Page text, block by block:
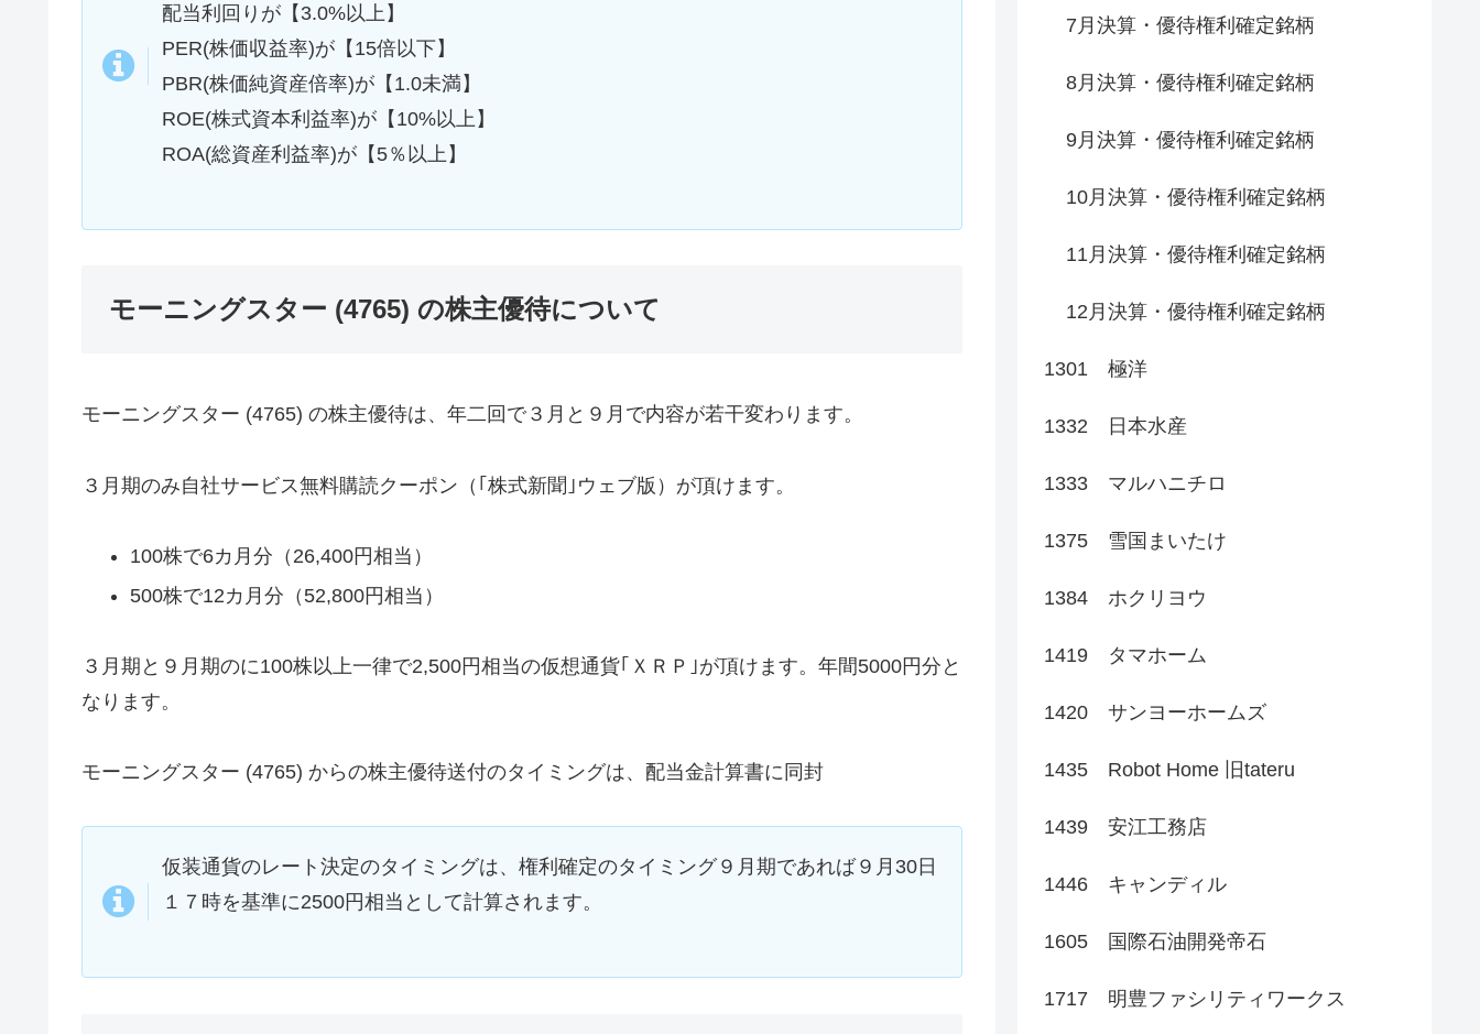
配当利回りが【3.0%以上】
PER(株価収益率)が【15倍以下】
PBR(株価純資産倍率)が【1.0未満】
ROE(株式資本利益率)が【10%以上】
ROA(総資産利益率)が【5％以上】
モーニングスター (4765) の株主優待について
モーニングスター (4765) の株主優待は、年二回で３月と９月で内容が若干変わります。
３月期のみ自社サービス無料購読クーポン（｢株式新聞｣ウェブ版）が頂けます。
100株で6カ月分（26,400円相当）
500株で12カ月分（52,800円相当）
３月期と９月期のに100株以上一律で2,500円相当の仮想通貨｢ＸＲＰ｣が頂けます。年間5000円分と
なります。
モーニングスター (4765) からの株主優待送付のタイミングは、配当金計算書に同封
仮装通貨のレート決定のタイミングは、権利確定のタイミング９月期であれば９月30日
１７時を基準に2500円相当として計算されます。
7月決算・優待権利確定銘柄
8月決算・優待権利確定銘柄
9月決算・優待権利確定銘柄
10月決算・優待権利確定銘柄
11月決算・優待権利確定銘柄
12月決算・優待権利確定銘柄
1301 極洋
1332 日本水産
1333 マルハニチロ
1375 雪国まいたけ
1384 ホクリヨウ
1419 タマホーム
1420 サンヨーホームズ
1435 Robot Home 旧tateru
1439 安江工務店
1446 キャンディル
1605 国際石油開発帝石
1717 明豊ファシリティワークス